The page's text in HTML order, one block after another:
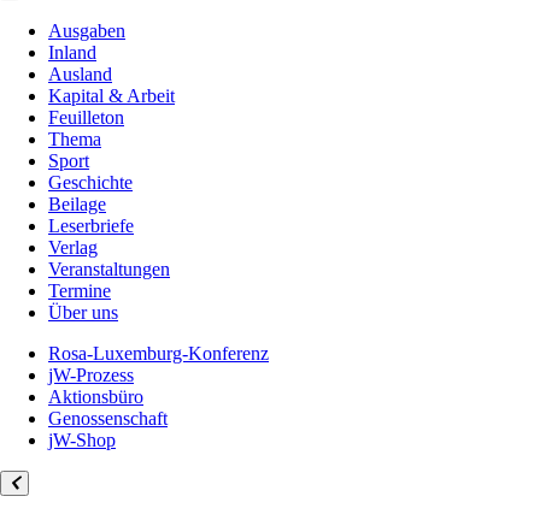
Ausgaben
Inland
Ausland
Kapital & Arbeit
Feuilleton
Thema
Sport
Geschichte
Beilage
Leserbriefe
Verlag
Veranstaltungen
Termine
Über uns
Rosa-Luxemburg-Konferenz
jW-Prozess
Aktionsbüro
Genossenschaft
jW-Shop